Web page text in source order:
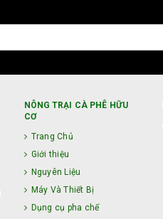
NÔNG TRẠI CÀ PHÊ HỮU
CƠ
Trang Chủ
Giới thiệu
Nguyên Liệu
Máy Và Thiết Bị
Dụng cụ pha chế